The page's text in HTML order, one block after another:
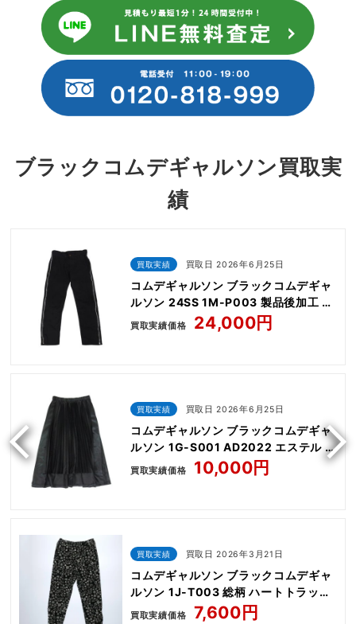
ブラックコムデギャルソン買取実
績
買取実績 買取日 2026年6月25日
コムデギャルソン ブラックコムデギャ
ルソン 24SS 1M-P003 製品後加工 エ
ステルギャバジン サイドジップ パンツ
買取実績価格 24,000円
買取実績 買取日 2026年6月25日
コムデギャルソン ブラックコムデギャ
ルソン 1G-S001 AD2022 エステル プ
リーツ イージー ロング スカート
買取実績価格 10,000円
買取実績 買取日 2026年3月21日
コムデギャルソン ブラックコムデギャ
ルソン 1J-T003 総柄 ハートトラック
パンツ
買取実績価格 7,600円